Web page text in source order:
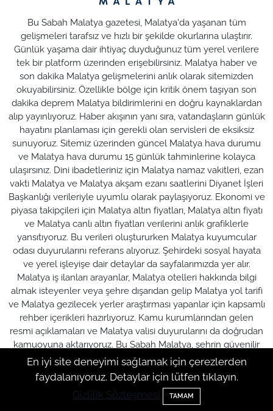
Bu Sabah Malatya gazetesi, Malatya'da yaşanan tüm
gelişmeleri tarafsız ve hızlı bir şekilde okurlarına ulaştırır.
Günlük yaşama dair ihtiyaç duyduğunuz tüm yerel verilere
tek bir platform üzerinden erişebilirsiniz. Malatya haber ve
son dakika Malatya gelişmelerini anlık olarak sitemizden
okuyabilirsiniz. Özellikle bölge için kritik önem taşıyan son
dakika deprem Malatya bildirimlerini en doğru kaynaklardan
alıp yayınlıyoruz. Haber akışının yanı sıra, vatandaşların günlük
hayatını planlaması için gerekli olan servisleri de eksiksiz
sunuyoruz. Sitemiz üzerinden güncel Malatya hava durumu
ve Malatya hava durumu 15 günlük tahminlerine kolayca
ulaşırsınız. Dini ibadetleriniz için Malatya namaz vakitleri, ezan
vakti Malatya ve Malatya akşam ezanı saatlerini Diyanet İşleri
Başkanlığı verileriyle uyumlu olarak paylaşıyoruz. Ekonomi ve
piyasa takipçileri için Malatya altın fiyatları, Malatya altın fiyatı
ve Malatya canlı altın fiyatları verilerini anlık grafiklerle
yansıtıyoruz. Bu verileri oluştururken Malatya kuyumcular
odası duyurularını referans alıyoruz. Şehirdeki sosyal hayata
ve yerel işleyişe dair detaylar da sayfalarımızda yer alır.
Malatya iş ilanları arayanlar, Malatya otelleri hakkında bilgi
almak isteyenler veya şehre dışarıdan gelip Malatya yol tarifi
ve Malatya gezilecek yerler araştırması yapanlar için kapsamlı
rehber içerikleri hazırlıyoruz. Kamu kurumlarından gelen
resmi açıklamaları ve Malatya valisi duyurularını da doğrudan
kamuoyuna aktarıyoruz. Bu Sabah Malatya, şehrin güvenilir
dijital haber ve bilgi kaynağı olarak yayın hayatına devam
ediyor.
En iyi site deneyimi sağlamak için çerezlerden
faydalanıyoruz. Detaylar için lütfen tıklayın.
Gizlilik Sözleşmesi
TAMAM